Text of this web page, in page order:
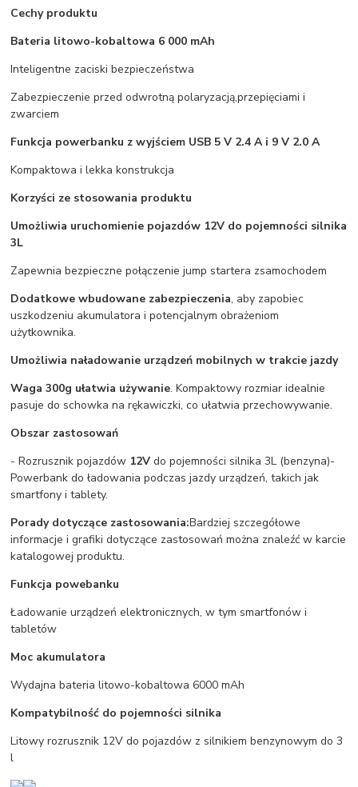
Cechy produktu
Bateria litowo-kobaltowa 6 000 mAh
Inteligentne zaciski bezpieczeństwa
Zabezpieczenie przed odwrotną polaryzacją,przepięciami i
zwarciem
Funkcja powerbanku z wyjściem USB 5 V 2.4 A i 9 V 2.0 A
Kompaktowa i lekka konstrukcja
Korzyści ze stosowania produktu
Umożliwia uruchomienie pojazdów 12V do pojemności silnika
3L
Zapewnia bezpieczne połączenie jump startera zsamochodem
Dodatkowe wbudowane zabezpieczenia, aby zapobiec
uszkodzeniu akumulatora i potencjalnym obrażeniom
użytkownika.
Umożliwia naładowanie urządzeń mobilnych w trakcie jazdy
Waga 300g ułatwia używanie. Kompaktowy rozmiar idealnie
pasuje do schowka na rękawiczki, co ułatwia przechowywanie.
Obszar zastosowań
- Rozrusznik pojazdów 12Vdo pojemności silnika 3L (benzyna)-
Powerbank do ładowania podczas jazdy urządzeń, takich jak
smartfony i tablety.
Porady dotyczące zastosowania:Bardziej szczegółowe
informacje i grafiki dotyczące zastosowań można znaleźć w karcie
katalogowej produktu.
Funkcja powebanku
Ładowanie urządzeń elektronicznych, w tym smartfonów i
tabletów
Moc akumulatora
Wydajna bateria litowo-kobaltowa 6000 mAh
Kompatybilność do pojemności silnika
Litowy rozrusznik 12V do pojazdów z silnikiem benzynowym do 3
l